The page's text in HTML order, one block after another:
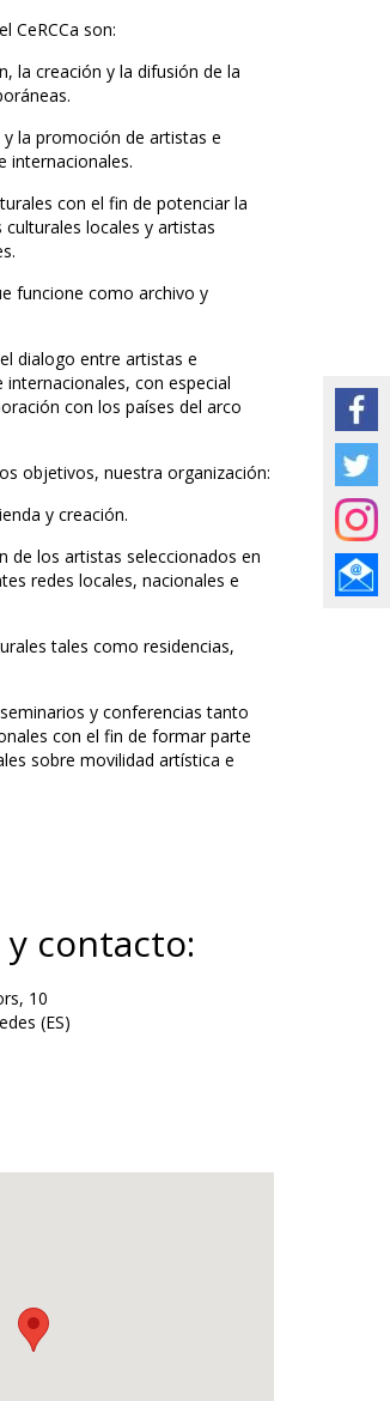
CeRCCa son:
la creación y la difusión de la
la promoción de artistas e
internacionales.
con el fin de potenciar la
locales y artistas
funcione como archivo y
dialogo entre artistas e
con especial
con los países del arco
objetivos, nuestra organización:
y creación.
de los artistas seleccionados en
redes locales, nacionales e
tales como residencias,
y conferencias tanto
con el fin de formar parte
sobre movilidad artística e
contacto:
10
(ES)